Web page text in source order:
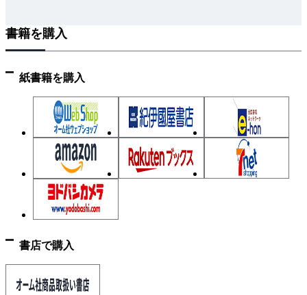
3．空気調和方式のいろいろ
空気調和方式とはどういう方式か／全体制御方式・個
式・使用別ゾーン制御方式／単・複熱源方式，熱媒・
冷媒供給方式／冷媒方式—パッケージユニット方式・
ヒートポンプ方式—／空気調和方式の種類
4．空気および水を媒体とする空気調和方式
全空気方式とはどういう方式か／単一ダクト方式には
ット方式・二重ダクト方式・マルチゾーンユニット方
式／全水方式—ファンコイルユニット方式—／ファン
コイルユニット方式の制御回路／空気・水方式とはど
書籍を購入
紙書籍を購入
書店で購入